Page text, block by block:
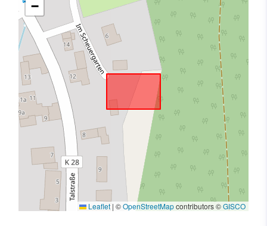
−
Leaflet | ©OpenStreetMapcontributors ©GISCO